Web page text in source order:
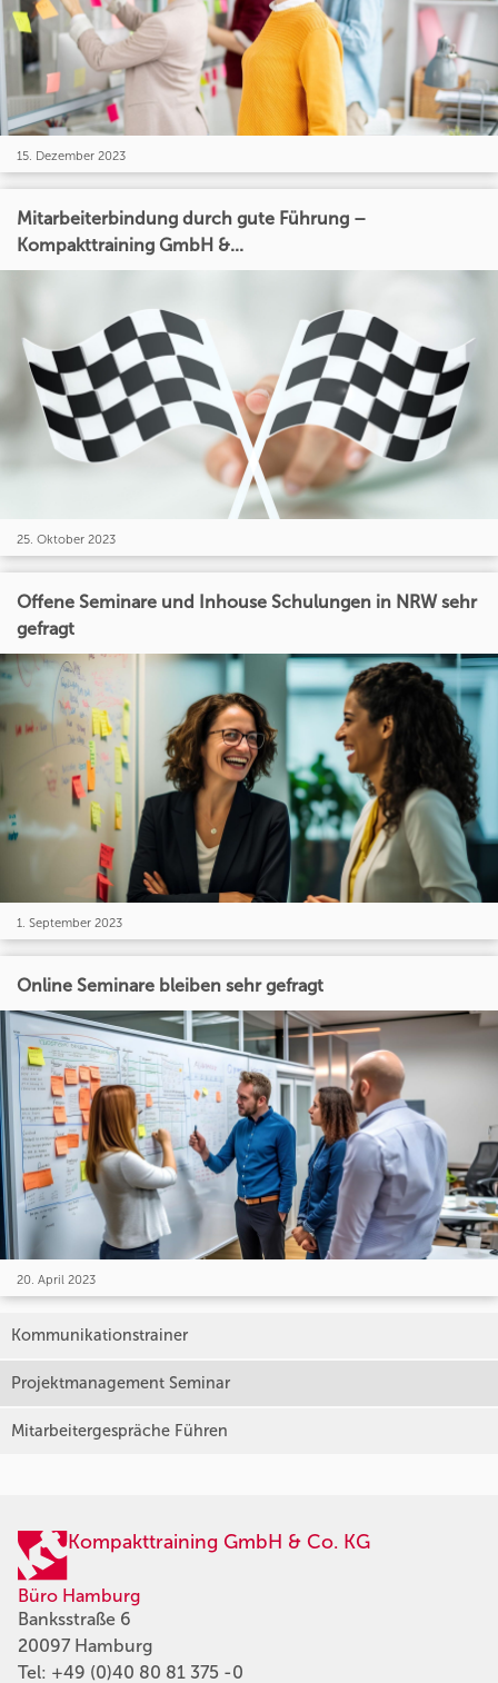
15. Dezember 2023
Mitarbeiterbindung durch gute Führung –
Kompakttraining GmbH &...
25. Oktober 2023
Offene Seminare und Inhouse Schulungen in NRW sehr
gefragt
1. September 2023
Online Seminare bleiben sehr gefragt
20. April 2023
Kommunikationstrainer
Projektmanagement Seminar
Mitarbeitergespräche Führen
Kompakttraining GmbH & Co. KG
Büro Hamburg
Banksstraße 6
20097 Hamburg
Tel: +49 (0)40 80 81 375 -0